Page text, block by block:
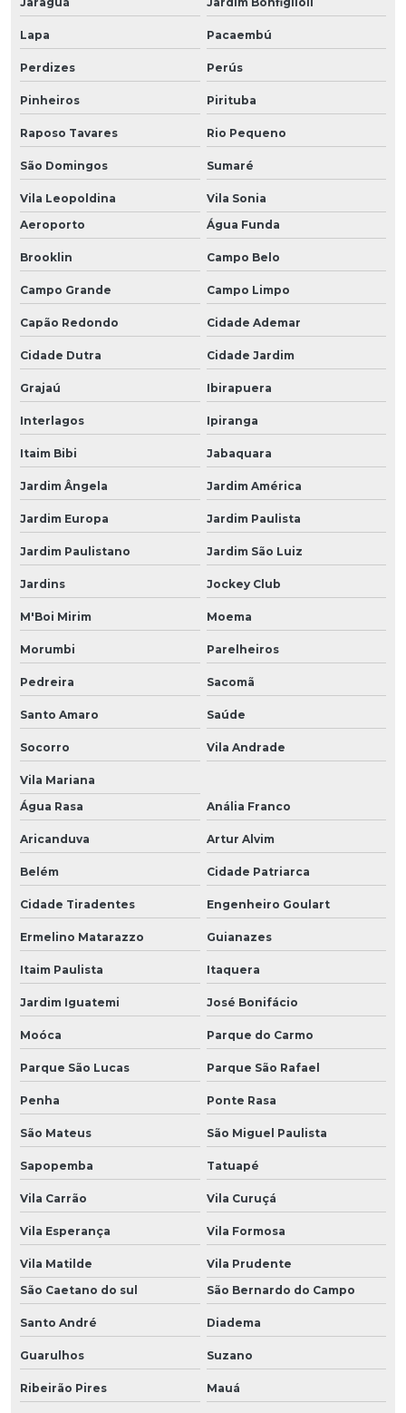
Lapa Pacaembú
Perdizes Perús
Pinheiros Pirituba
Raposo Tavares Rio Pequeno
São Domingos Sumaré
Vila Leopoldina
Vila Sonia
Aeroporto
Água Funda
Brooklin Campo Belo
Campo Grande Campo Limpo
Capão Redondo Cidade Ademar
Cidade Dutra Cidade Jardim
Grajaú Ibirapuera
Interlagos Ipiranga
Itaim Bibi Jabaquara
Jardim Ângela Jardim América
Jardim Europa Jardim Paulista
Jardim Paulistano Jardim São Luiz
Jardins Jockey Club
M'Boi Mirim Moema
Morumbi Parelheiros
Pedreira Sacomã
Santo Amaro Saúde
Socorro Vila Andrade
Vila Mariana
Água Rasa
Anália Franco
Aricanduva Artur Alvim
Belém Cidade Patriarca
Cidade Tiradentes Engenheiro Goulart
Ermelino Matarazzo Guianazes
Itaim Paulista Itaquera
Jardim Iguatemi José Bonifácio
Moóca Parque do Carmo
Parque São Lucas Parque São Rafael
Penha Ponte Rasa
São Mateus São Miguel Paulista
Sapopemba Tatuapé
Vila Carrão Vila Curuçá
Vila Esperança Vila Formosa
Vila Matilde
Vila Prudente
São Caetano do sul
São Bernardo do Campo
Santo André Diadema
Guarulhos Suzano
Ribeirão Pires Mauá